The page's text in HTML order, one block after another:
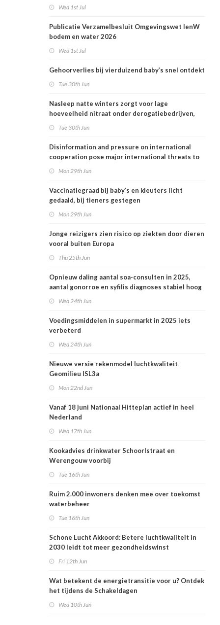
Wed 1st Jul
Publicatie Verzamelbesluit Omgevingswet IenW
bodem en water 2026
Wed 1st Jul
Gehoorverlies bij vierduizend baby’s snel ontdekt
Tue 30th Jun
Nasleep natte winters zorgt voor lage
hoeveelheid nitraat onder derogatiebedrijven,
Tue 30th Jun
Disinformation and pressure on international
cooperation pose major international threats to
Mon 29th Jun
Vaccinatiegraad bij baby’s en kleuters licht
gedaald, bij tieners gestegen
Mon 29th Jun
Jonge reizigers zien risico op ziekten door dieren
vooral buiten Europa
Thu 25th Jun
Opnieuw daling aantal soa-consulten in 2025,
aantal gonorroe en syfilis diagnoses stabiel hoog
Wed 24th Jun
Voedingsmiddelen in supermarkt in 2025 iets
verbeterd
Wed 24th Jun
Nieuwe versie rekenmodel luchtkwaliteit
Geomilieu ISL3a
Mon 22nd Jun
Vanaf 18 juni Nationaal Hitteplan actief in heel
Nederland
Wed 17th Jun
Kookadvies drinkwater Schoorlstraat en
Werengouw voorbij
Tue 16th Jun
Ruim 2.000 inwoners denken mee over toekomst
waterbeheer
Tue 16th Jun
Schone Lucht Akkoord: Betere luchtkwaliteit in
2030 leidt tot meer gezondheidswinst
Fri 12th Jun
Wat betekent de energietransitie voor u? Ontdek
het tijdens de Schakeldagen
Wed 10th Jun